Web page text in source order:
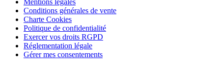
Conditions générales de vente
Charte Cookies
Politique de confidentialité
Exercer vos droits RGPD
Réglementation légale
Gérer mes consentements